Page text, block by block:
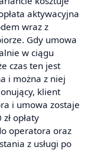
aktywacyjna
wraz z
Gdy umowa
w ciągu
czas ten jest
i można z niej
klient
i umowa zostaje
opłaty
operatora oraz
z usługi po